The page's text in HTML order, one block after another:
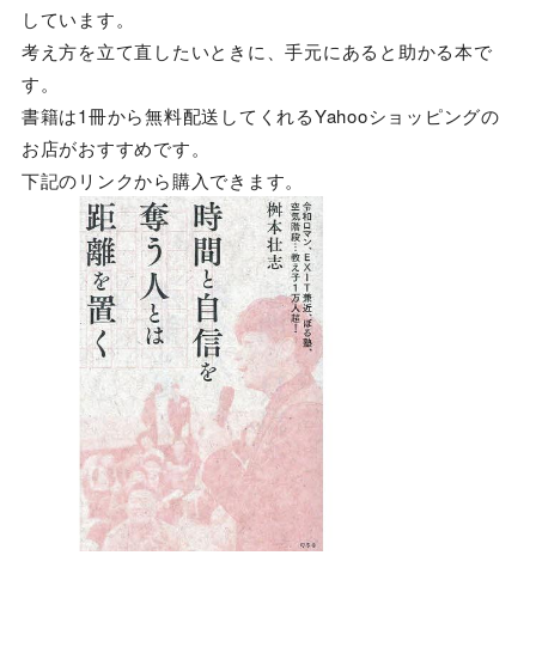
しています。
考え方を立て直したいときに、手元にあると助かる本で
す。
書籍は1冊から無料配送してくれるYahooショッピングの
お店がおすすめです。
下記のリンクから購入できます。